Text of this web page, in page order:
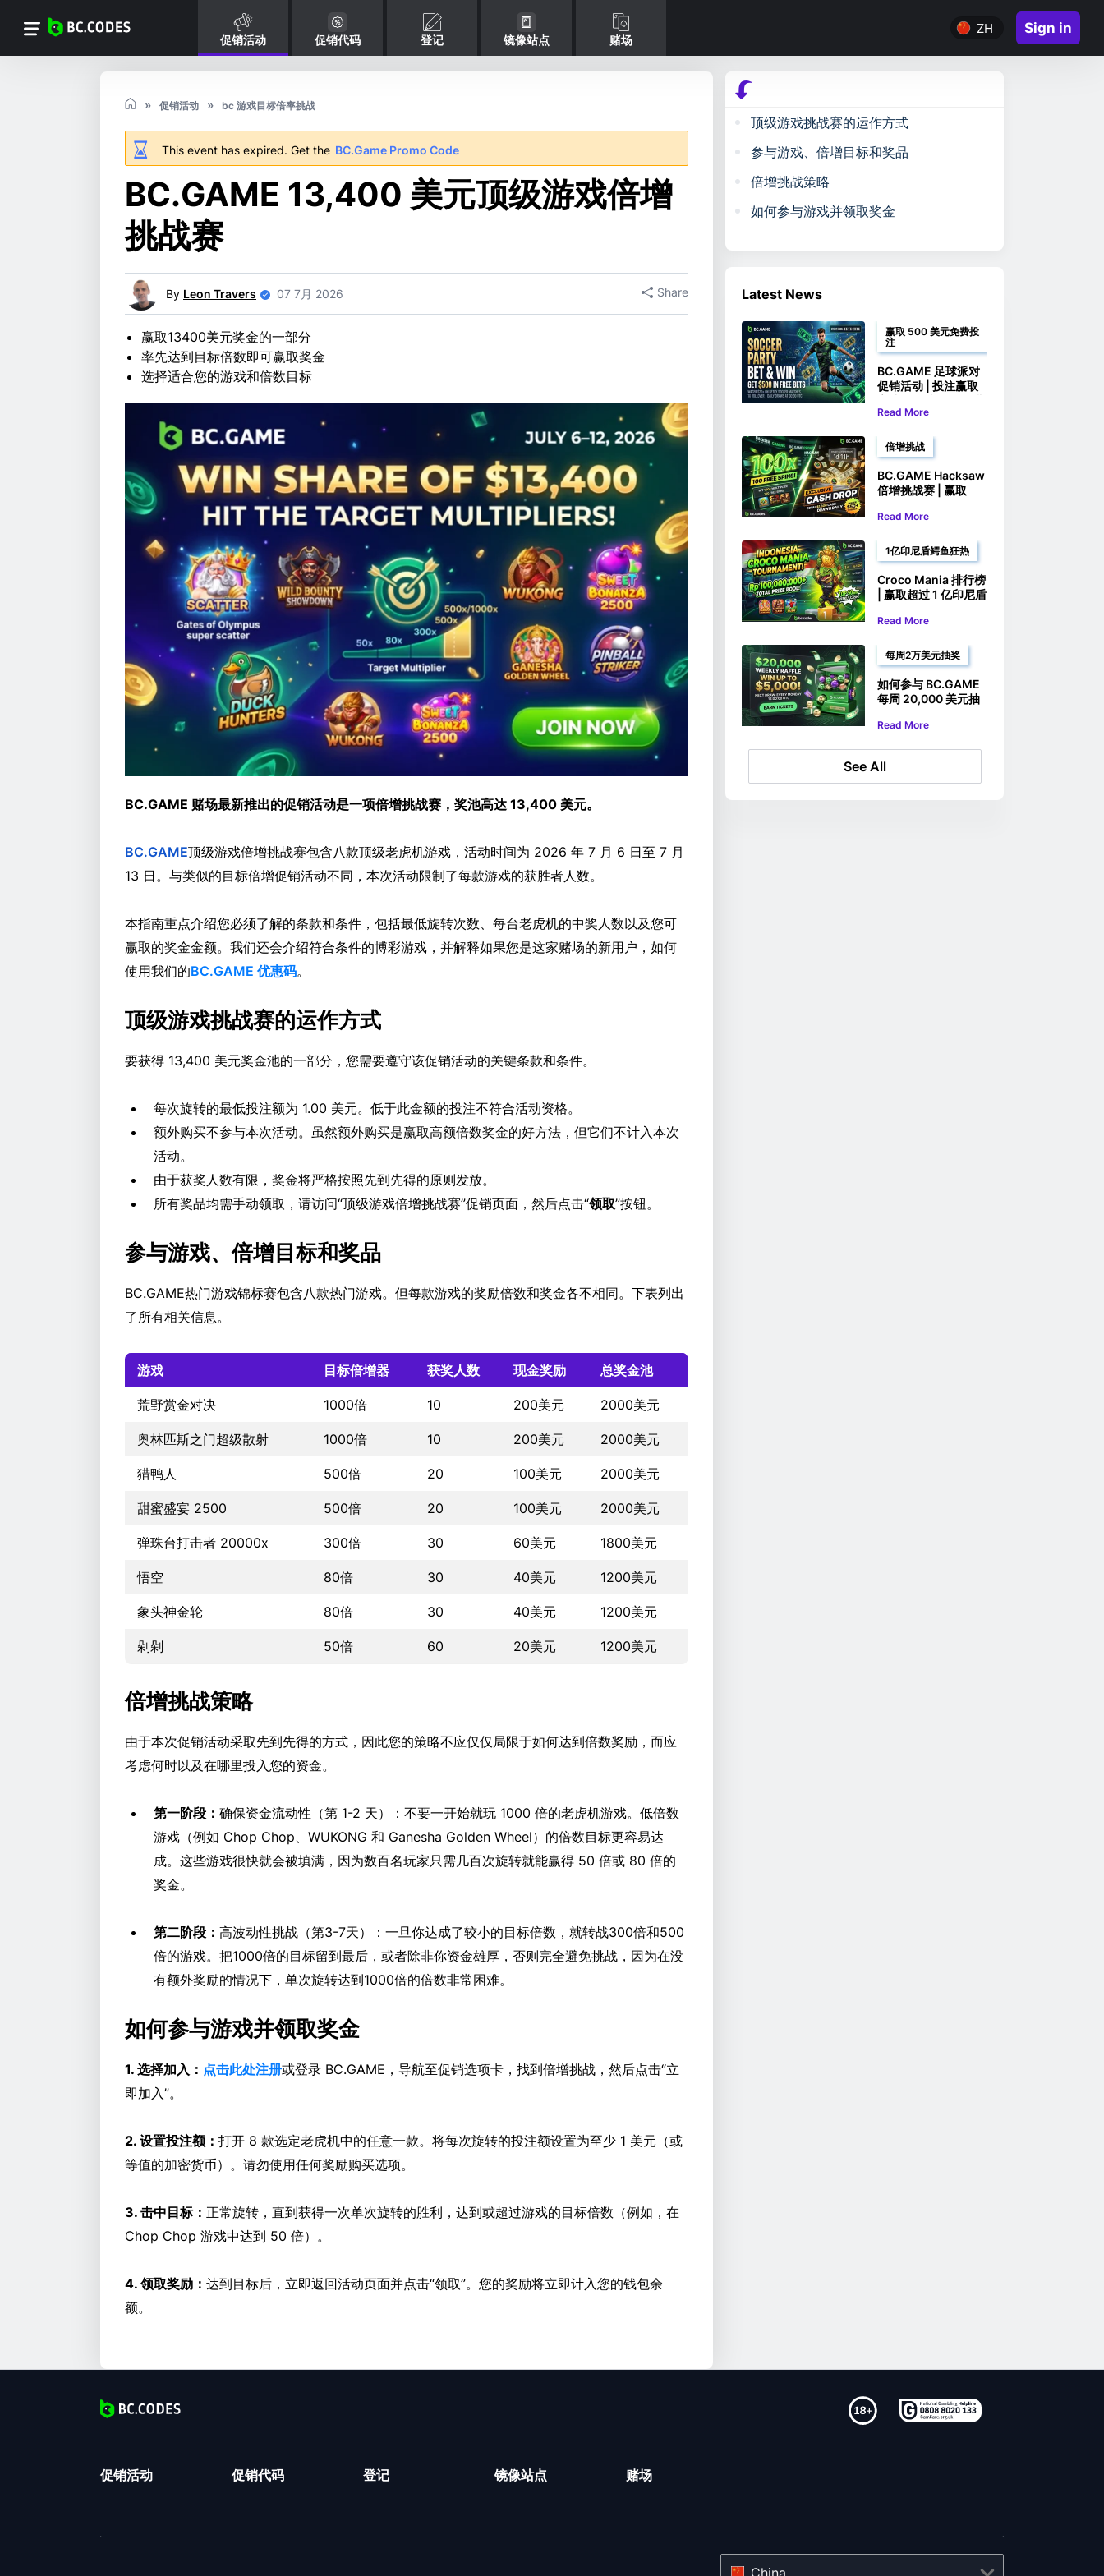
促销活动 促销代码 登记 镜像站点 赌场
ZH Sign in
促销活动 bc 游戏目标倍率挑战
This event has expired. Get the BC.Game Promo Code
BC.GAME 13,400 美元顶级游戏倍增
挑战赛
By Leon Travers 07 7月 2026 Share
赢取13400美元奖金的一部分
率先达到目标倍数即可赢取奖金
选择适合您的游戏和倍数目标
BC.GAME 赌场最新推出的促销活动是一项倍增挑战赛，奖池高达 13,400 美元。
BC.GAME顶级游戏倍增挑战赛包含八款顶级老虎机游戏，活动时间为 2026 年 7 月 6 日至 7 月
13 日。与类似的目标倍增促销活动不同，本次活动限制了每款游戏的获胜者人数。
本指南重点介绍您必须了解的条款和条件，包括最低旋转次数、每台老虎机的中奖人数以及您可
赢取的奖金金额。我们还会介绍符合条件的博彩游戏，并解释如果您是这家赌场的新用户，如何
使用我们的BC.GAME 优惠码。
顶级游戏挑战赛的运作方式
要获得 13,400 美元奖金池的一部分，您需要遵守该促销活动的关键条款和条件。
每次旋转的最低投注额为 1.00 美元。低于此金额的投注不符合活动资格。
额外购买不参与本次活动。虽然额外购买是赢取高额倍数奖金的好方法，但它们不计入本次
活动。
由于获奖人数有限，奖金将严格按照先到先得的原则发放。
所有奖品均需手动领取，请访问“顶级游戏倍增挑战赛”促销页面，然后点击“领取”按钮。
参与游戏、倍增目标和奖品
BC.GAME热门游戏锦标赛包含八款热门游戏。但每款游戏的奖励倍数和奖金各不相同。下表列出
了所有相关信息。
游戏 目标倍增器 获奖人数 现金奖励 总奖金池
荒野赏金对决 1000倍 10 200美元 2000美元
奥林匹斯之门超级散射 1000倍 10 200美元 2000美元
猎鸭人 500倍 20 100美元 2000美元
甜蜜盛宴 2500 500倍 20 100美元 2000美元
弹珠台打击者 20000x 300倍 30 60美元 1800美元
悟空 80倍 30 40美元 1200美元
象头神金轮 80倍 30 40美元 1200美元
剁剁 50倍 60 20美元 1200美元
倍增挑战策略
由于本次促销活动采取先到先得的方式，因此您的策略不应仅仅局限于如何达到倍数奖励，而应
考虑何时以及在哪里投入您的资金。
第一阶段： 确保资金流动性（第 1-2 天）：不要一开始就玩 1000 倍的老虎机游戏。低倍数
游戏（例如 Chop Chop、WUKONG 和 Ganesha Golden Wheel）的倍数目标更容易达
成。这些游戏很快就会被填满，因为数百名玩家只需几百次旋转就能赢得 50 倍或 80 倍的
奖金。
第二阶段： 高波动性挑战（第3-7天）：一旦你达成了较小的目标倍数，就转战300倍和500
倍的游戏。把1000倍的目标留到最后，或者除非你资金雄厚，否则完全避免挑战，因为在没
有额外奖励的情况下，单次旋转达到1000倍的倍数非常困难。
如何参与游戏并领取奖金
1. 选择加入： 点击此处注册或登录 BC.GAME，导航至促销选项卡，找到倍增挑战，然后点击“立
即加入”。
2. 设置投注额： 打开 8 款选定老虎机中的任意一款。将每次旋转的投注额设置为至少 1 美元（或
等值的加密货币）。请勿使用任何奖励购买选项。
3. 击中目标： 正常旋转，直到获得一次单次旋转的胜利，达到或超过游戏的目标倍数（例如，在
Chop Chop 游戏中达到 50 倍）。
4. 领取奖励： 达到目标后，立即返回活动页面并点击“领取”。您的奖励将立即计入您的钱包余
额。
顶级游戏挑战赛的运作方式
参与游戏、倍增目标和奖品
倍增挑战策略
如何参与游戏并领取奖金
Latest News
赢取 500 美元免费投
注
BC.GAME 足球派对
促销活动 | 投注赢取
投注
Read More
倍增挑战
BC.GAME Hacksaw
倍增挑战赛 | 赢取
金奖励
Read More
1亿印尼盾鳄鱼狂热
Croco Mania 排行榜
| 赢取超过 1 亿印尼盾
Read More
每周2万美元抽奖
如何参与 BC.GAME
每周 20,000 美元抽
Read More
See All
促销活动 促销代码 登记 镜像站点 赌场